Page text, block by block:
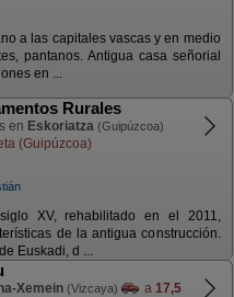
a las capitales vascas y en medio
pantanos. Antigua casa señorial
en ...
Rurales
en Eskoriatza (Guipúzcoa)
(Guipúzcoa)
XV, rehabilitado en el 2011,
de la antigua construcción.
Euskadi, d ...
Xemein (Vizcaya) a 17,5